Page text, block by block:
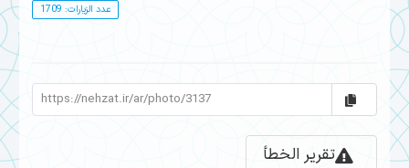
عدد الزيارات: 1709
تقرير الخطأ